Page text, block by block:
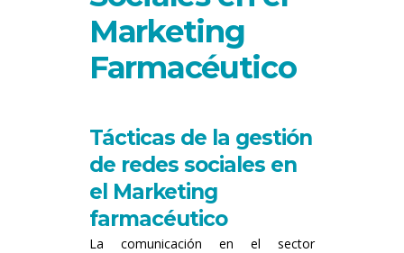
Marketing
Farmacéutico
Tácticas de la gestión
de redes sociales en
el Marketing
farmacéutico
La comunicación en el sector